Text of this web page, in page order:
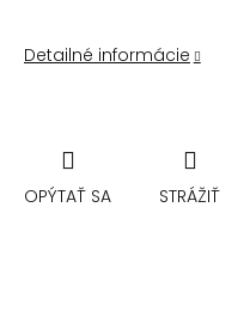
Detailné informácie
OPÝTAŤ SA STRÁŽIŤ